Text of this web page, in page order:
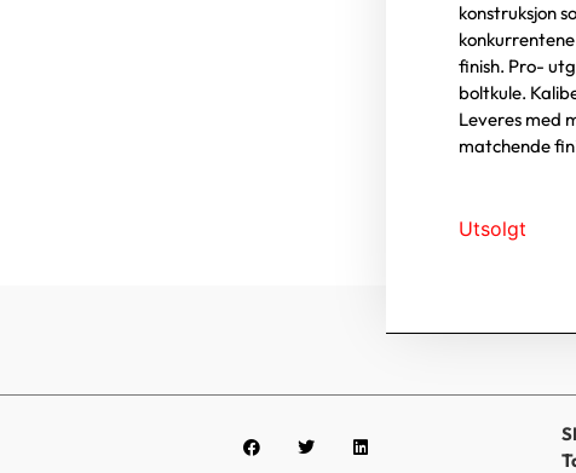
konstruksjon
finish. Pro-
boltkule.
Leveres med
matchende
Utsolgt